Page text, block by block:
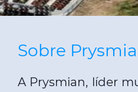
CABLEAPP
3DSobre
A Prysmian, líder